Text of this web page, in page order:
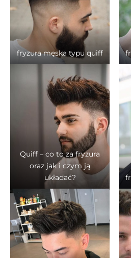
fryzura męska typu quiff
Quiff – co to za fryzura
oraz jak i czym ją
układać?